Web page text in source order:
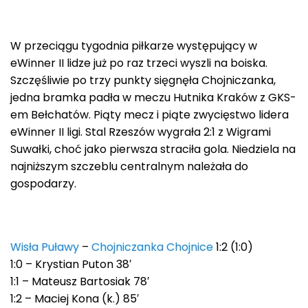
W przeciągu tygodnia piłkarze występujący w
eWinner II lidze już po raz trzeci wyszli na boiska.
Szczęśliwie po trzy punkty sięgnęła Chojniczanka,
jedna bramka padła w meczu Hutnika Kraków z GKS-
em Bełchatów. Piąty mecz i piąte zwycięstwo lidera
eWinner II ligi. Stal Rzeszów wygrała 2:1 z Wigrami
Suwałki, choć jako pierwsza straciła gola. Niedziela na
najniższym szczeblu centralnym należała do
gospodarzy.
Wisła Puławy – Chojniczanka Chojnice1:2 (1:0)
1:0 – Krystian Puton 38′
1:1 – Mateusz Bartosiak 78′
1:2 – Maciej Kona (k.) 85′